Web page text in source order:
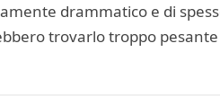
drammatico e di
trovarlo troppo